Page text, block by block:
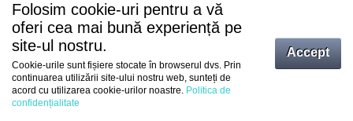
Intrați
Folosim cookie-uri pentru a vă
oferi cea mai bună experiență pe
site-ul nostru.
Cookie-urile sunt fișiere stocate în browserul dvs. Prin
continuarea utilizării site-ului nostru web, sunteți de
acord cu utilizarea cookie-urilor noastre. Politica de
confidențialitate
Accept